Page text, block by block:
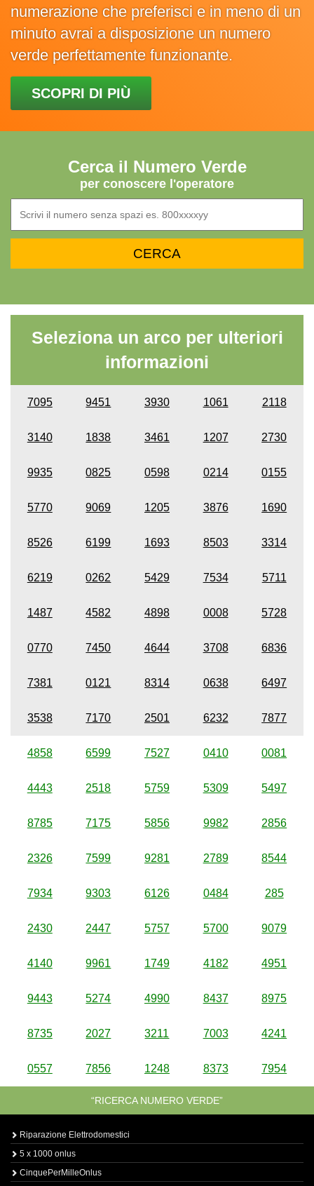
numerazione che preferisci e in meno di un
minuto avrai a disposizione un numero
verde perfettamente funzionante.
SCOPRI DI PIÙ
Cerca il Numero Verde
per conoscere l'operatore
Seleziona un arco per ulteriori
informazioni
7095 9451 3930 1061 2118
3140 1838 3461 1207 2730
9935 0825 0598 0214 0155
5770 9069 1205 3876 1690
8526 6199 1693 8503 3314
6219 0262 5429 7534 5711
1487 4582 4898 0008 5728
0770 7450 4644 3708 6836
7381 0121 8314 0638 6497
3538 7170 2501 6232 7877
4858 6599 7527 0410 0081
4443 2518 5759 5309 5497
8785 7175 5856 9982 2856
2326 7599 9281 2789 8544
7934 9303 6126 0484 285
2430 2447 5757 5700 9079
4140 9961 1749 4182 4951
9443 5274 4990 8437 8975
8735 2027 3211 7003 4241
0557 7856 1248 8373 7954
“RICERCA NUMERO VERDE”
Riparazione Elettrodomestici
5 x 1000 onlus
CinquePerMilleOnlus